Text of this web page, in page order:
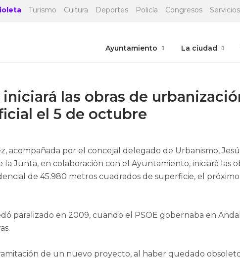
Turismo Cultura Deportes Policía Congresos
Ayuntamiento La ciudad
las obras de
el 5 de octubre
acompañada por el concejal delegado de Urbanismo,
Junta, en colaboración con el Ayuntamiento, iniciará las
de 45.980 metros cuadrados de superficie, el
paralizado en 2009, cuando el PSOE gobernaba en
de un nuevo proyecto, al haber quedado